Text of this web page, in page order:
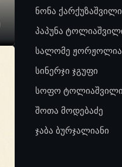
ნონა ქარქუზაშვილი
პაპუნა
სალომე
სინერჯი ჯგუფი
სოფო ტოლიაშვილი
შოთა მოდებაძე
ჯაბა ბურჯალიანი